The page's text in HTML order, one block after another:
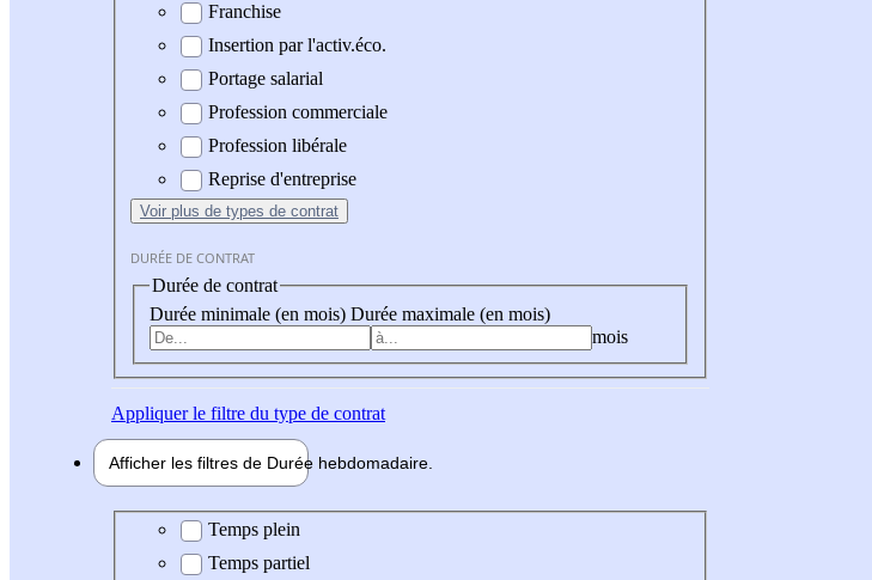
Franchise
Insertion par l'activ.éco.
Portage salarial
Profession commerciale
Profession libérale
Reprise d'entreprise
Voir plus de types de contrat
DURÉE DE CONTRAT
Durée de contrat
Durée minimale (en mois) Durée maximale (en mois)
mois
Appliquerle filtre du type de contrat
Afficher les filtres de Durée hebdomadaire
Durée hebdomadaire
Temps plein
Temps partiel